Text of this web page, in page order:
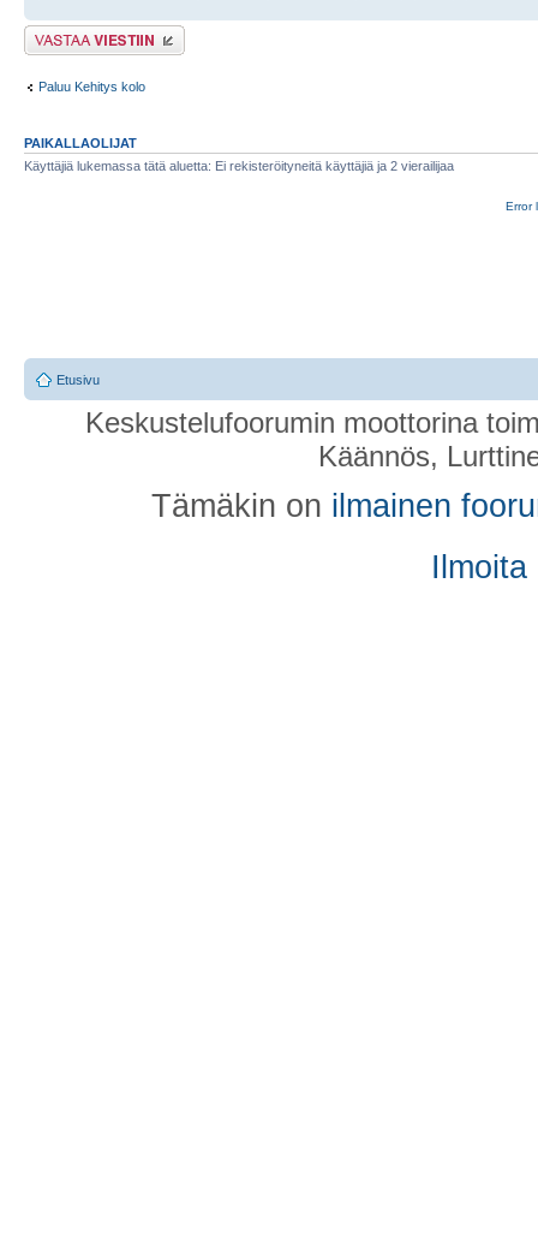
Lähetä vastaus
Paluu Kehitys kolo
PAIKALLAOLIJAT
Käyttäjiä lukemassa tätä aluetta: Ei rekisteröityneitä käyttäjiä ja 2 vierailijaa
Error
Etusivu
Keskustelufoorumin moottorina
Käännös,
Tämäkin on ilmainen